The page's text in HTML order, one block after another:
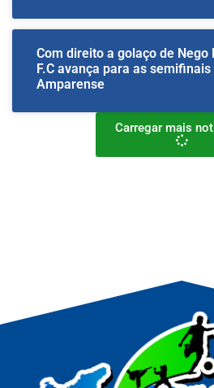
Com direito a golaço de Nego
F.C avança para as semifinais
Amparense
Carregar mais